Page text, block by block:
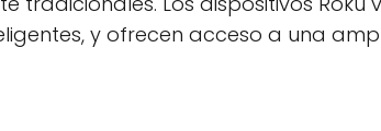
y ofrecen acceso a una